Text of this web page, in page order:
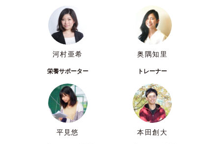
河村亜希 奥隅知里
栄養サポーター
平見悠
トレーナー
本田創大